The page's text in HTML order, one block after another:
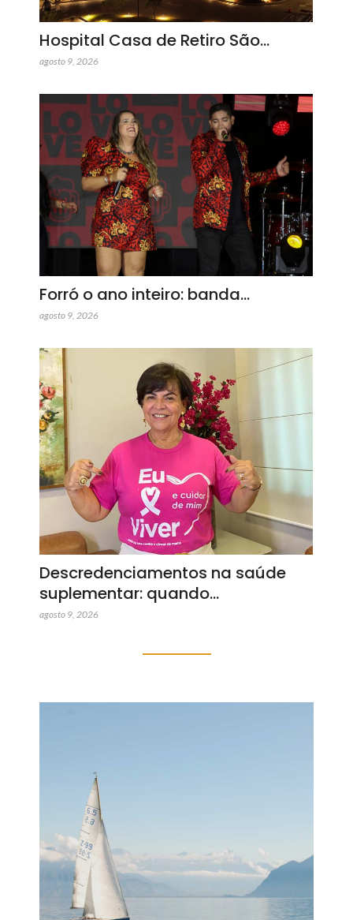
Hospital Casa de Retiro São…
agosto 9, 2026
Forró o ano inteiro: banda…
agosto 9, 2026
Descredenciamentos na saúde
suplementar: quando…
agosto 9, 2026